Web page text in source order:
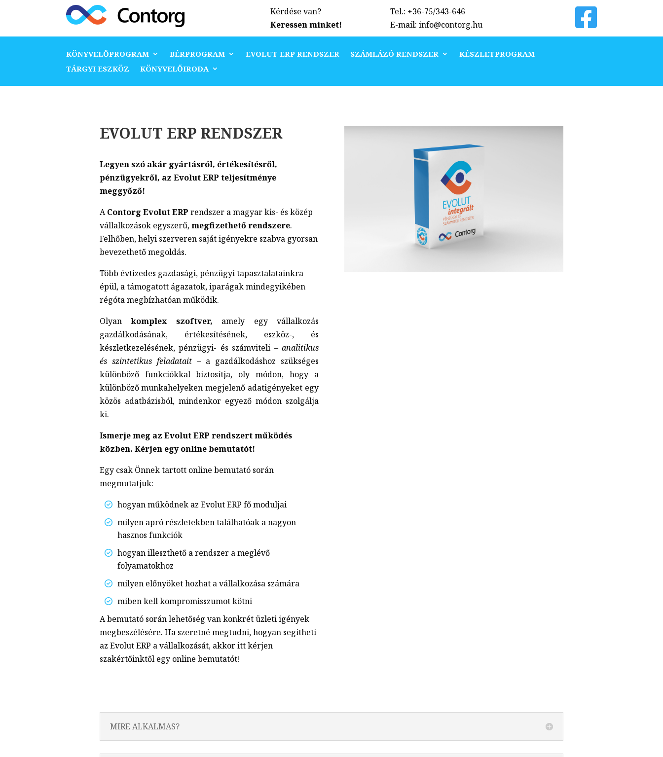
Kérdése van?
Keressen minket!
Tel.: +36-75/343-646
E-mail: info@contorg.hu
KÖNYVELŐPROGRAM BÉRPROGRAM EVOLUT ERP RENDSZER SZÁMLÁZÓ RENDSZER
KÉSZLETPROGRAM
TÁRGYI ESZKÖZ
KÖNYVELŐIRODA
EVOLUT ERP RENDSZER
Legyen szó akár gyártásról, értékesítésről,
pénzügyekről, az Evolut ERP teljesítménye
meggyőző!
AContorg Evolut ERP rendszer a magyar kis- és közép
vállalkozások egyszerű,megfizethető rendszere.
Felhőben, helyi szerveren saját igényekre szabva gyorsan
bevezethető megoldás.
Több évtizedes gazdasági, pénzügyi tapasztalatainkra
épül, a támogatott ágazatok, iparágak mindegyikében
régóta megbízhatóan működik.
Olyankomplex szoftver, amely egy vállalkozás
gazdálkodásának, értékesítésének, eszköz-, és
készletkezelésének, pénzügyi- és számviteli –analitikus
és szintetikus feladatait– a gazdálkodáshoz szükséges
különböző funkciókkal biztosítja, oly módon, hogy a
különböző munkahelyeken megjelenő adatigényeket egy
közös adatbázisból, mindenkor egyező módon szolgálja
ki.
Ismerje meg az Evolut ERP rendszert működés
közben. Kérjen egy online bemutatót!
Egy csak Önnek tartott online bemutató során
megmutatjuk:
hogyan működnek az Evolut ERP fő moduljai
milyen apró részletekben találhatóak a nagyon
hasznos funkciók
hogyan illeszthető a rendszer a meglévő
folyamatokhoz
milyen előnyöket hozhat a vállalkozása számára
miben kell kompromisszumot kötni
A bemutató során lehetőség van konkrét üzleti igények
megbeszélésére. Ha szeretné megtudni, hogyan segítheti
az Evolut ERP a vállalkozását, akkor itt kérjen
szakértőinktől egy online bemutatót!
MIRE ALKALMAS?